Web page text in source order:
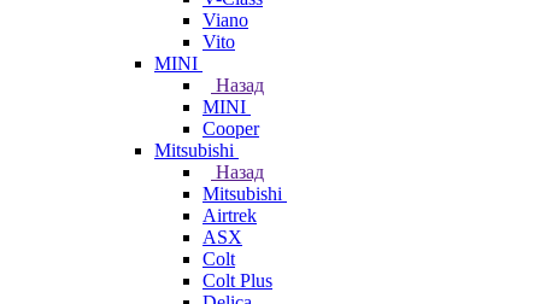
Viano
Vito
MINI
Назад
MINI
Cooper
Mitsubishi
Назад
Mitsubishi
Airtrek
ASX
Colt
Colt Plus